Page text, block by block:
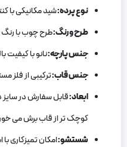
نوع پرده:شید مکانیکی با
طرح و رنگ:طرح چوب با
جنس پارچه:نانو با کیفیت
جنس قاب:ترکیبی از فلز
ابعاد:
کوچک تر از قاب برش می
شستشو:امکان تمیزکاری